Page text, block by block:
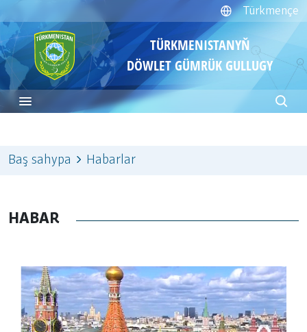
Türkmençe
TÜRKMENISTANYŇ
DÖWLET GÜMRÜK GULLUGY
Baş sahypa Habarlar
HABAR